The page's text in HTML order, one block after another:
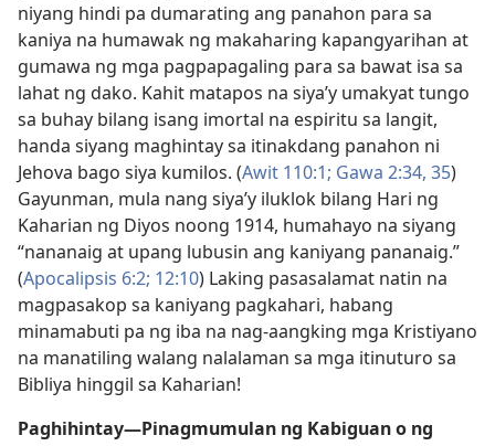
niyang hindi pa dumarating ang panahon para sa
kaniya na humawak ng makaharing kapangyarihan at
gumawa ng mga pagpapagaling para sa bawat isa sa
lahat ng dako. Kahit matapos na siya’y umakyat tungo
sa buhay bilang isang imortal na espiritu sa langit,
handa siyang maghintay sa itinakdang panahon ni
Jehova bago siya kumilos. (Awit 110:1; Gawa 2:34, 35)
Gayunman, mula nang siya’y iluklok bilang Hari ng
Kaharian ng Diyos noong 1914, humahayo na siyang
“nananaig at upang lubusin ang kaniyang pananaig.”
(Apocalipsis 6:2; 12:10) Laking pasasalamat natin na
magpasakop sa kaniyang pagkahari, habang
minamabuti pa ng iba na nag-aangking mga Kristiyano
na manatiling walang nalalaman sa mga itinuturo sa
Bibliya hinggil sa Kaharian!
Paghihintay​—Pinagmumulan ng Kabiguan o ng